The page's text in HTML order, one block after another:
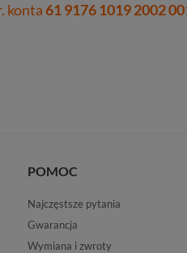
konta61 9176 1019 2002
POMOC
Najczęstsze pytania
Gwarancja
Wymiana i zwroty